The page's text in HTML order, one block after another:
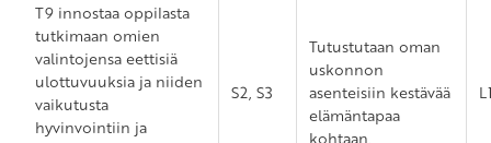
T9 innostaa oppilasta
tutkimaan omien
valintojensa eettisiä
ulottuvuuksia ja niiden
vaikutusta
hyvinvointiin ja
S2, S3
Tutustutaan oman
uskonnon
asenteisiin kestävää
elämäntapaa
kohtaan.